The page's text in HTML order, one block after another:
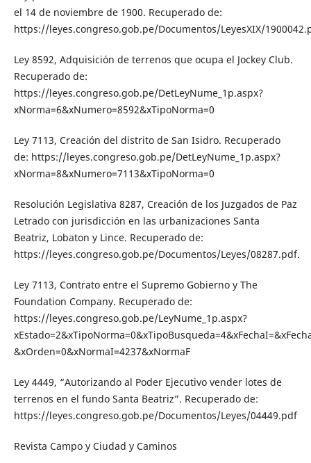
el 14 de noviembre de 1900. Recuperado de:
https://leyes.congreso.gob.pe/Documentos/LeyesXIX/
Ley 8592, Adquisición de terrenos que ocupa el Jockey Club.
Recuperado de:
https://leyes.congreso.gob.pe/DetLeyNume_1p.aspx?
xNorma=6&xNumero=8592&xTipoNorma=0
Ley 7113, Creación del distrito de San Isidro. Recuperado
de: https://leyes.congreso.gob.pe/DetLeyNume_1p.aspx?
xNorma=8&xNumero=7113&xTipoNorma=0
Resolución Legislativa 8287, Creación de los Juzgados de Paz
Letrado con jurisdicción en las urbanizaciones Santa
Beatriz, Lobaton y Lince. Recuperado de:
https://leyes.congreso.gob.pe/Documentos/Leyes/08287.pdf.
Ley 7113, Contrato entre el Supremo Gobierno y The
Foundation Company. Recuperado de:
https://leyes.congreso.gob.pe/LeyNume_1p.aspx?
&xOrden=0&xNormaI=4237&xNormaF
Ley 4449, “Autorizando al Poder Ejecutivo vender lotes de
terrenos en el fundo Santa Beatriz”. Recuperado de:
https://leyes.congreso.gob.pe/Documentos/Leyes/04449.pdf
Revista Campo y Ciudad y Caminos